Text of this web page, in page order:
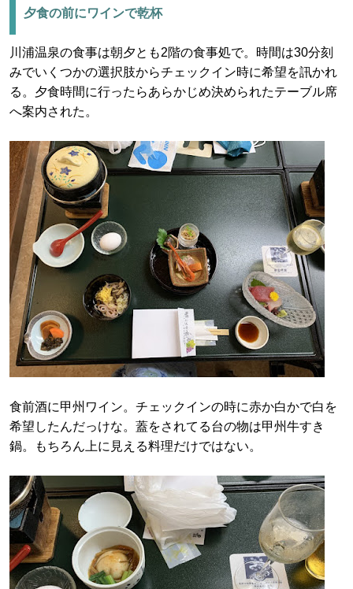
夕食の前にワインで乾杯
川浦温泉の食事は朝夕とも2階の食事処で。時間は30分刻
みでいくつかの選択肢からチェックイン時に希望を訊かれ
る。夕食時間に行ったらあらかじめ決められたテーブル席
へ案内された。
食前酒に甲州ワイン。チェックインの時に赤か白かで白を
希望したんだっけな。蓋をされてる台の物は甲州牛すき
鍋。もちろん上に見える料理だけではない。